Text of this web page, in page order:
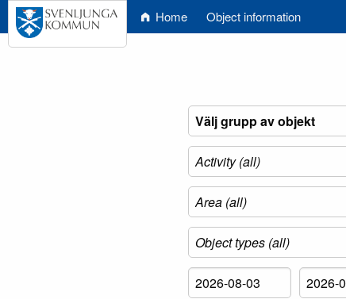
Home Object information